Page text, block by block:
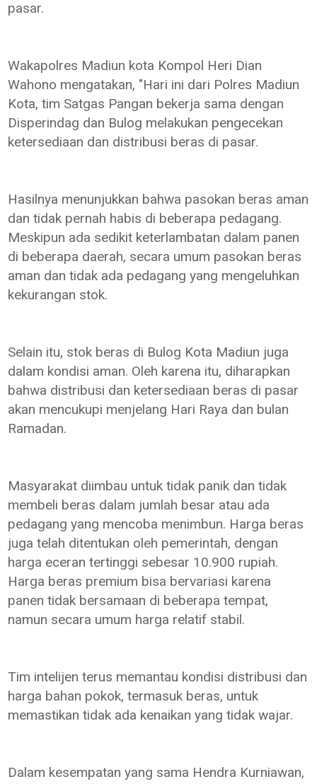
pasar.
Wakapolres Madiun kota Kompol Heri Dian
Wahono mengatakan, "Hari ini dari Polres Madiun
Kota, tim Satgas Pangan bekerja sama dengan
Disperindag dan Bulog melakukan pengecekan
ketersediaan dan distribusi beras di pasar.
Hasilnya menunjukkan bahwa pasokan beras aman
dan tidak pernah habis di beberapa pedagang.
Meskipun ada sedikit keterlambatan dalam panen
di beberapa daerah, secara umum pasokan beras
aman dan tidak ada pedagang yang mengeluhkan
kekurangan stok.
Selain itu, stok beras di Bulog Kota Madiun juga
dalam kondisi aman. Oleh karena itu, diharapkan
bahwa distribusi dan ketersediaan beras di pasar
akan mencukupi menjelang Hari Raya dan bulan
Ramadan.
Masyarakat diimbau untuk tidak panik dan tidak
membeli beras dalam jumlah besar atau ada
pedagang yang mencoba menimbun. Harga beras
juga telah ditentukan oleh pemerintah, dengan
harga eceran tertinggi sebesar 10.900 rupiah.
Harga beras premium bisa bervariasi karena
panen tidak bersamaan di beberapa tempat,
namun secara umum harga relatif stabil.
Tim intelijen terus memantau kondisi distribusi dan
harga bahan pokok, termasuk beras, untuk
memastikan tidak ada kenaikan yang tidak wajar.
Dalam kesempatan yang sama Hendra Kurniawan,